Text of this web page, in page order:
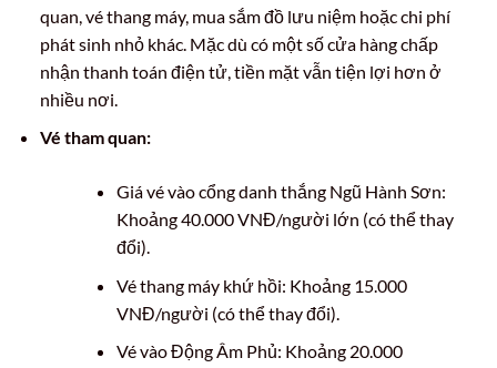
quan, vé thang máy, mua sắm đồ lưu niệm hoặc chi phí
phát sinh nhỏ khác. Mặc dù có một số cửa hàng chấp
nhận thanh toán điện tử, tiền mặt vẫn tiện lợi hơn ở
nhiều nơi.
Vé tham quan:
Giá vé vào cổng danh thắng Ngũ Hành Sơn:
Khoảng 40.000 VNĐ/người lớn (có thể thay
đổi).
Vé thang máy khứ hồi: Khoảng 15.000
VNĐ/người (có thể thay đổi).
Vé vào Động Âm Phủ: Khoảng 20.000